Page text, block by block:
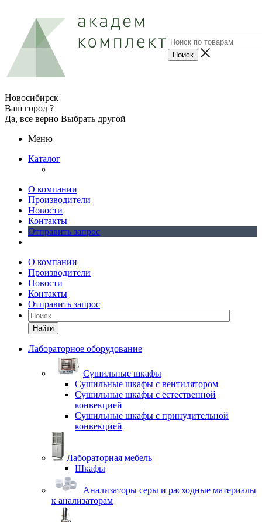
Новосибирск
Ваш город ?
Да, все верно Выбрать другой
Меню
Каталог
О компании
Производители
Новости
Контакты
Отправить запрос
О компании
Производители
Новости
Контакты
Отправить запрос
Найти
Лабораторное оборудование
Cушильные шкафы
Сушильные шкафы с вентилятором
Сушильные шкафы с естественной
конвекцией
Сушильные шкафы с принудительной
конвекцией
Лабораторная мебель
Шкафы
Анализаторы серы и расходные материалы
к анализаторам